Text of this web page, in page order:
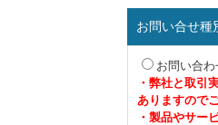
お問い合せ種
お問い合わ
・弊社と取引
ありますので
・製品やサー